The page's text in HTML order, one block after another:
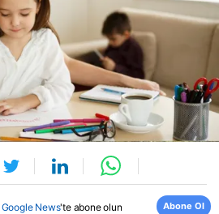
Google News'te abone olun Abone Ol